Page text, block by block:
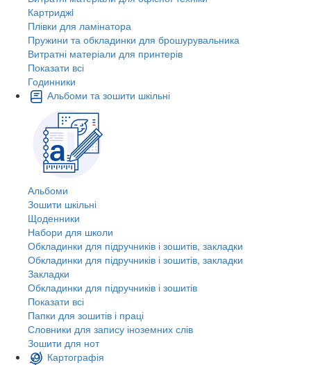
Картриджi
Плівки для ламінатора
Пружини та обкладинки для брошурувальника
Витратні матеріали для принтерів
Показати всі
Годинники
Альбоми та зошити шкільні
Альбоми
Зошити шкільні
Щоденники
Набори для школи
Обкладинки для підручників і зошитів, закладки
Обкладинки для підручників і зошитів, закладки
Закладки
Обкладинки для підручників і зошитів
Показати всі
Папки для зошитів і праці
Словники для запису іноземних слів
Зошити для нот
Картографія